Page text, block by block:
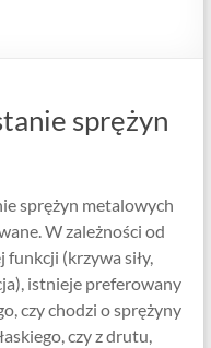
sprężyn
sprężyn metalowych
W zależności od
(krzywa siły,
istnieje preferowany
czy chodzi o sprężyny
czy z drutu,